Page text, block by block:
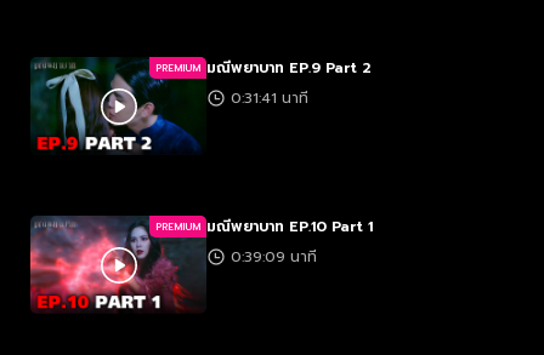
PREMIUM มณีพยาบาท EP.9 Part 2
0:31:41 นาที
PREMIUM มณีพยาบาท EP.10 Part 1
0:39:09 นาที